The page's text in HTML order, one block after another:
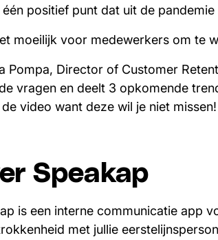
één positief punt dat uit de
moeilijk voor medewerkers om te
Pompa, Director of Customer
vragen en deelt 3 opkomende
video want deze wil je niet missen!
Speakap
is een interne communicatie app
met jullie